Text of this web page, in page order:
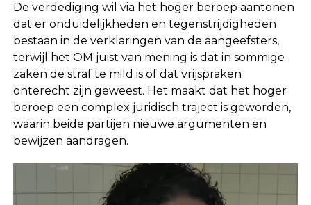
De verdediging wil via het hoger beroep aantonen
dat er onduidelijkheden en tegenstrijdigheden
bestaan in de verklaringen van de aangeefsters,
terwijl het OM juist van mening is dat in sommige
zaken de straf te mild is of dat vrijspraken
onterecht zijn geweest. Het maakt dat het hoger
beroep een complex juridisch traject is geworden,
waarin beide partijen nieuwe argumenten en
bewijzen aandragen.